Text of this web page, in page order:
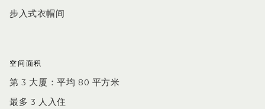
步入式衣帽间
空间面积
第 3 大厦：平均 80 平方米
最多 3 人入住